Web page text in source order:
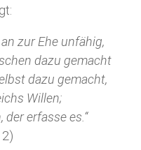
zur Ehe unfähig,
dazu gemacht
dazu gemacht,
Willen;
erfasse es.“